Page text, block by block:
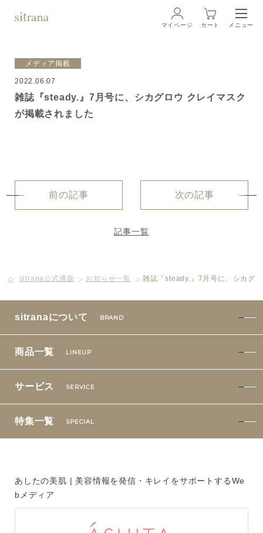
商品一覧 LINEUP
ローション
ボディケア
美容液
化粧下地
よくあるお問い合せ
ギフトラッピングサービス
マイページ カート メニュー
メディア掲載
2022.06.07
雑誌『steady.』7月号に、シカグロウ クレイマスク
が掲載されました
前の記事 次の記事
記事一覧
sitrana公式通販 お知らせ一覧 雑誌『steady.』7月号に、シカグ
sitranaについて BRAND
商品一覧 LINEUP
サービス SERVICE
特集一覧 SPECIAL
あしたの美肌 | 美容情報を発信・キレイをサポートするWe
bメディア